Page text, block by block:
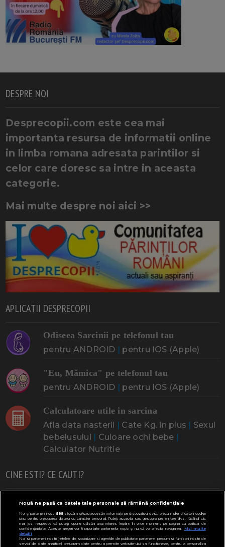
DESPRE NOI
Desprecopii.com este cea mai
importanta resursa de informatii online
in limba romana adresata parintilor si
celor care doresc sa intre in aceasta
categorie.
Mai multe despre noi aici >>
APLICATII DESPRECOPII
Odiseea Sarcinii pe telefonul tau
pentru ANDROID | pentru IOS (Apple)
"Eu, Mămica" pe telefonul tau
pentru ANDROID | pentru IOS (Apple)
Calculatoare utile in sarcina
Afla data nasterii | Cate Kg. in plus | Sexul
bebelusului | Culoare ochi bebe |
Calculator Nutritie
CINE ESTI? CE CAUTI?
Doresc un copil Adoptia Probleme cu sarcina
Urmeaza sa nasc Probleme alaptare Bebe plange
Bebe febra Caut bona Cresa, Gradinta
Nouă ne pasă ca datele tale personale să rămână confidențiale
Noi și partenerii noștri589stocăm și/sau accesăm informații pe dispozitivul dvs., precum identificatorii cookie
unici pentru prelucrarea datelor cu caracter personal. Puteți accepta sau gestiona preferințele dvs. făcând clic
mai jos, respectiv vă puteți opune utilizării unui interes legitim în orice moment pe pagina cu politica de
confidențialitate. Aceste alegeri vor fi raportate partenerilor noștri și nu vă vor afecta navigarea.
Mai multe
detalii
Noi si partenerii nostri (retelele de socializare si agentiile de publicitate partenere, precum si furnizorii nostri de
servicii de date analitice) prelucram date pentru a permite website-ului sa functioneze, pentru a personaliza